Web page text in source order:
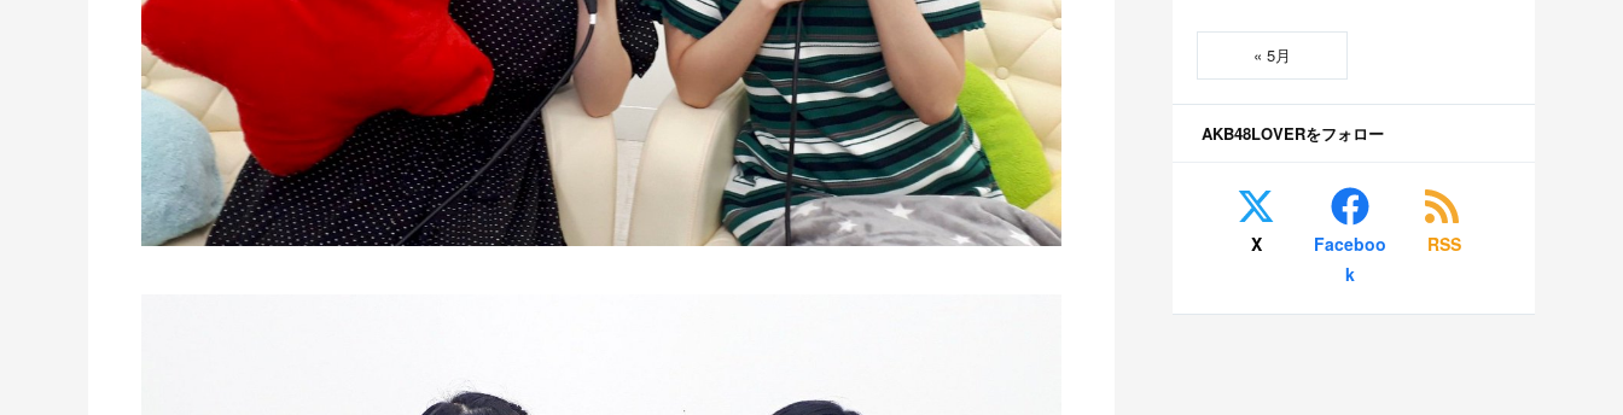
« 5月
AKB48LOVERをフォロー
X
Faceboo
k
RSS